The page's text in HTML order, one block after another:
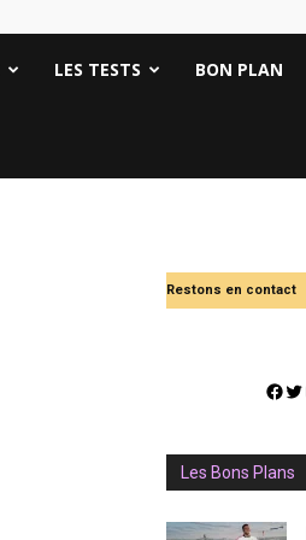
LES TESTS BON PLAN
Restons en contact
Les Bons Plans